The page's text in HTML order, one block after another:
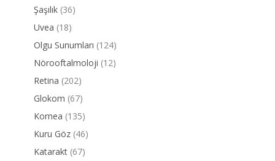
Şaşılık (36)
Uvea (18)
Olgu Sunumları (124)
Nörooftalmoloji (12)
Retina (202)
Glokom (67)
Kornea (135)
Kuru Göz (46)
Katarakt (67)